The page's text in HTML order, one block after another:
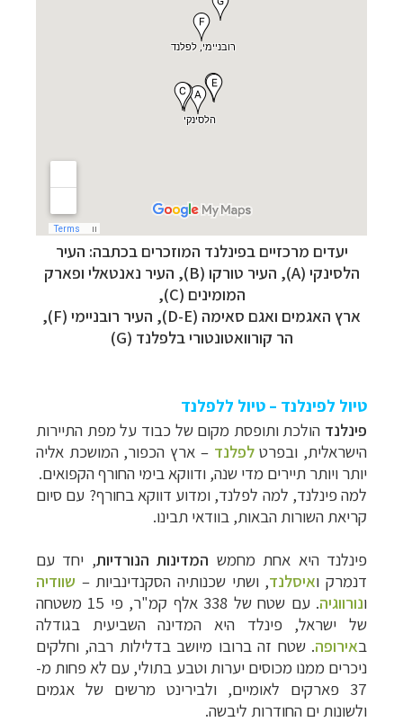
יעדים מרכזיים בפינלנד המוזכרים בכתבה: העיר
הלסינקי (A), העיר טורקו (B), העיר נאנטאלי ופארק
המומינים (C),
ארץ האגמים ואגם סאימה (D-E), העיר רובניימי (F),
הר קורוואטונטוריבלפלנד (G)
טיול לפינלנד – טיול ללפלנד
פינלנד הולכת ותופסת מקום של כבוד על מפת התיירות
הישראלית, ובפרטלפלנד – ארץ הכפור, המושכת אליה
יותר ויותר תיירים מדי שנה, ודווקא בימי החורף הקפואים.
למה פינלנד, למה לפלנד, ומדוע דווקא בחורף? עם סיום
קריאת השורות הבאות, בוודאי תבינו.
פינלנד היא אחת מחמש המדינות הנורדיות, יחד עם
דנמרק ואיסלנד, ושתי שכנותיה הסקנדינביות– שוודיה
ונורווגיה
. עם שטח של 338 אלף קמ"ר, פי 15 משטחה
של ישראל, פינלד היא המדינה השביעית בגודלה
באירופה. שטח זה ברובו מיושב בדלילות רבה, וחלקים
ניכרים ממנו מכוסים יערות וטבע בתולי, עם לא פחות מ-
37 פארקים לאומיים, ולבירינט מרשים של אגמים
ולשונות ים החודרות ליבשה.
קרוזים והפלגות נופשלחצו לרשימת היעדים »
תכנון טיולים למדינות אירופהלחצו לרשימת היעדים
»
טיולים לאמריקה הצפונית לחצו לרשימת